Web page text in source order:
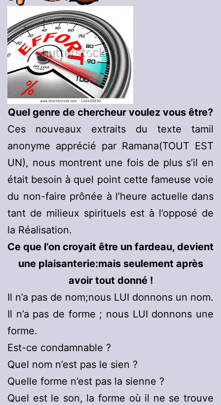
Quel genre de chercheur voulez vous être?
Ces nouveaux extraits du texte tamil
anonyme apprécié par Ramana(TOUT EST
UN), nous montrent une fois de plus s’il en
était besoin à quel point cette fameuse voie
du non-faire prônée à l’heure actuelle dans
tant de milieux spirituels est à l’opposé de
la Réalisation.
Ce que l’on croyait être un fardeau, devient
une plaisanterie:mais seulement après
avoir tout donné !
Il n’a pas de nom;nous LUI donnons un nom.
Il n’a pas de forme ; nous LUI donnons une
forme.
Est-ce condamnable ?
Quel nom n’est pas le sien ?
Quelle forme n’est pas la sienne ?
Quel est le son, la forme où il ne se trouve